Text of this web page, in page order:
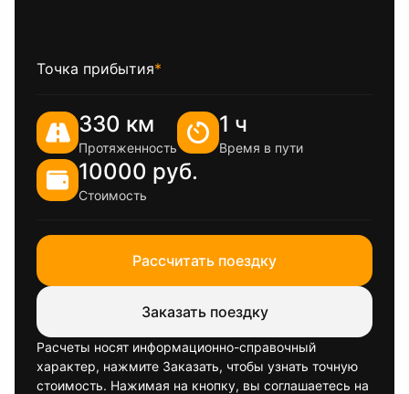
Точка прибытия*
330 км
Протяженность
1 ч
Время в пути
10000 руб.
Стоимость
Рассчитать поездку
Заказать поездку
Расчеты носят информационно-справочный
характер, нажмите Заказать, чтобы узнать точную
стоимость. Нажимая на кнопку, вы соглашаетесь на